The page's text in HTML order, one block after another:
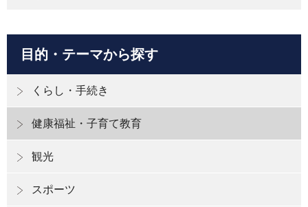
目的・テーマから探す
くらし・手続き
健康福祉・子育て教育
観光
スポーツ